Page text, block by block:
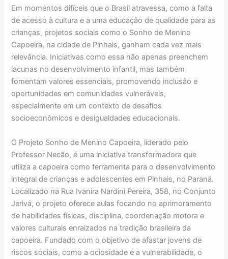
Em momentos difíceis que o Brasil atravessa, como a falta
de acesso à cultura e a uma educação de qualidade para as
crianças, projetos sociais como o Sonho de Menino
Capoeira, na cidade de Pinhais, ganham cada vez mais
relevância. Iniciativas como essa não apenas preenchem
lacunas no desenvolvimento infantil, mas também
fomentam valores essenciais, promovendo inclusão e
oportunidades em comunidades vulneráveis,
especialmente em um contexto de desafios
socioeconômicos e desigualdades educacionais.
O Projeto Sonho de Menino Capoeira, liderado pelo
Professor Necão, é uma iniciativa transformadora que
utiliza a capoeira como ferramenta para o desenvolvimento
integral de crianças e adolescentes em Pinhais, no Paraná.
Localizado na Rua Ivanira Nardini Pereira, 358, no Conjunto
Jerivá, o projeto oferece aulas focando no aprimoramento
de habilidades físicas, disciplina, coordenação motora e
valores culturais enraizados na tradição brasileira da
capoeira. Fundado com o objetivo de afastar jovens de
riscos sociais, como a ociosidade e a vulnerabilidade, o